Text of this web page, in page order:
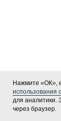
Москва
ЕСТЬ
Нажмите «ОК»,
использования
для аналитики.
через браузер.